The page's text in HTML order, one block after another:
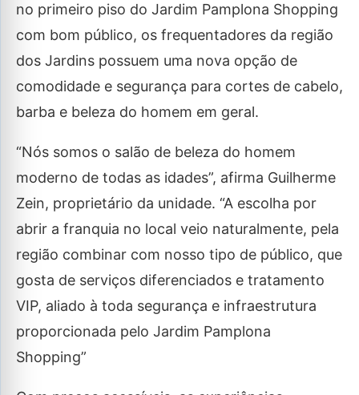
no primeiro piso do Jardim Pamplona Shopping
com bom público, os frequentadores da região
dos Jardins possuem uma nova opção de
comodidade e segurança para cortes de cabelo,
barba e beleza do homem em geral.
“Nós somos o salão de beleza do homem
moderno de todas as idades”, afirma Guilherme
Zein, proprietário da unidade. “A escolha por
abrir a franquia no local veio naturalmente, pela
região combinar com nosso tipo de público, que
gosta de serviços diferenciados e tratamento
VIP, aliado à toda segurança e infraestrutura
proporcionada pelo Jardim Pamplona
Shopping”